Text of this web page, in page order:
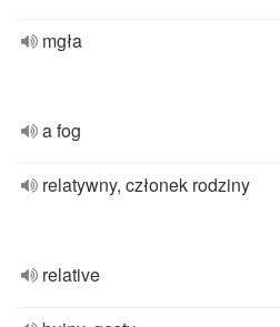
mgła
a fog
relatywny, członek rodziny
relative